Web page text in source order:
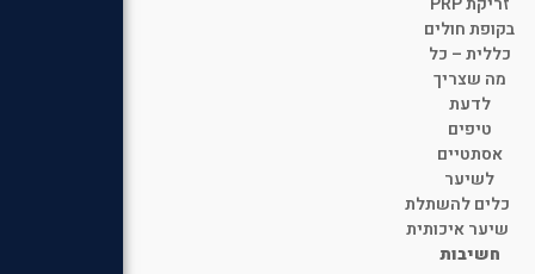
בקופת חולים
כללית – כל
מה שצריך
לדעת
טיפים
אסתטיים
לשיער
כלים להשתלת
שיער איכותית
חשיבות